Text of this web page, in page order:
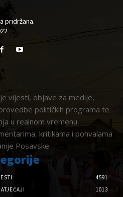
pridržana.
vijesti, objave za medije,
političkih programa te
u realnom vremenu.
kritikama i pohvalama
Posavske.
4591
1013